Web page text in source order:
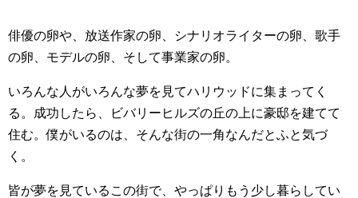
俳優の卵や、放送作家の卵、シナリオライターの卵、歌手
の卵、モデルの卵、そして事業家の卵。
いろんな人がいろんな夢を見てハリウッドに集まってく
る。成功したら、ビバリーヒルズの丘の上に豪邸を建てて
住む。僕がいるのは、そんな街の一角なんだとふと気づ
く。
皆が夢を見ているこの街で、やっぱりもう少し暮らしてい